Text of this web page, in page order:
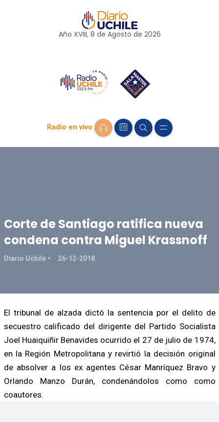
Año XVIII, 8 de Agosto de 2026
Radio en vivo
Corte de Santiago ratifica nueva
condena contra Miguel Krassnoff
Diario Uchile 26-12-2018
El tribunal de alzada dictó la sentencia por el delito de
secuestro calificado del dirigente del Partido Socialista
Joel Huaiquiñir Benavides ocurrido el 27 de julio de 1974,
en la Región Metropolitana y revirtió la decisión original
de absolver a los ex agentes César Manríquez Bravo y
Orlando Manzo Durán, condenándolos como como
coautores.